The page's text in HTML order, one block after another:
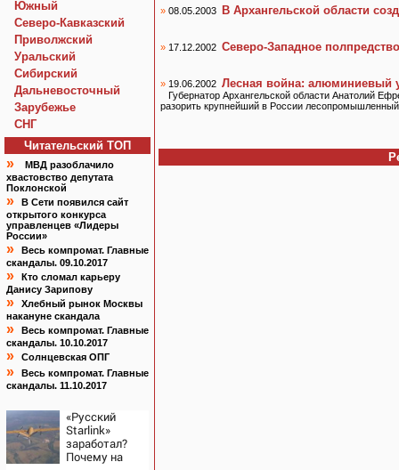
Южный
Северо-Кавказский
Приволжский
Уральский
Сибирский
Дальневосточный
Зарубежье
СНГ
Читательский TOП
»
МВД разоблачило
хвастовство депутата
Поклонской
»
В Сети появился сайт
открытого конкурса
управленцев «Лидеры
России»
»
Весь компромат. Главные
скандалы. 09.10.2017
»
Кто сломал карьеру
Данису Зарипову
»
Хлебный рынок Москвы
накануне скандала
»
Весь компромат. Главные
скандалы. 10.10.2017
» Солнцевская ОПГ
»
Весь компромат. Главные
скандалы. 11.10.2017
«Русский
Starlink»
заработал?
Почему на
» 08.05.2003 В Архангельской области
» 17.12.2002 Северо-Западное
» 19.06.2002 Лесная война: алюминиевый
Губернатор Архангельской области Анатолий
разорить крупнейший в России